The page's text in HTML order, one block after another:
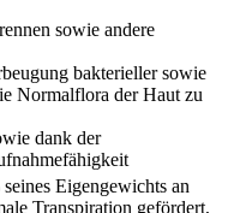
sowie andere
bakterieller sowie
Normalflora der Haut zu
dank der
Eigengewichts an
Transpiration gefördert,